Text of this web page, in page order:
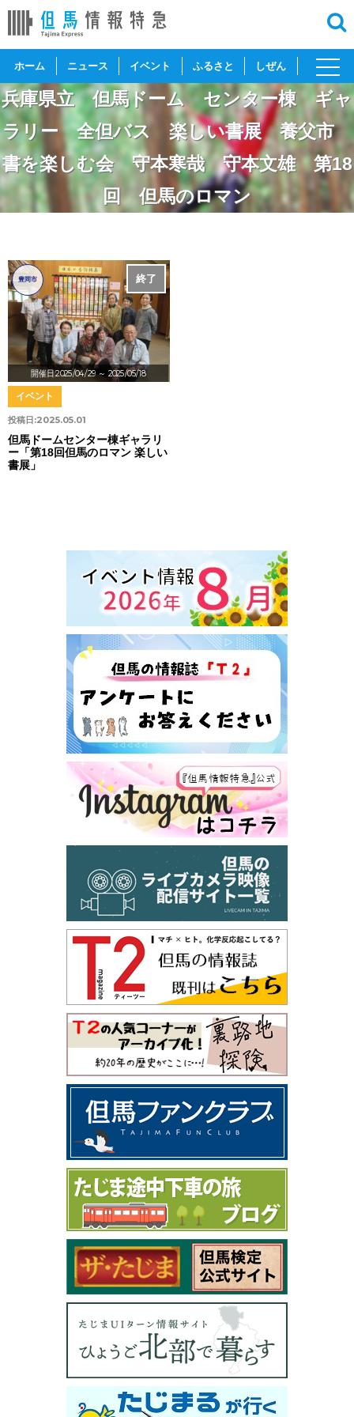
ホーム ニュース イベント ふるさと しぜん
toggle
兵庫県立 但馬ドーム センター棟 ギャ
ラリー 全但バス 楽しい書展 養父市
書を楽しむ会 守本寒哉 守本文雄 第18
回 但馬のロマン
開催日:2025/04/29～ 2025/05/18
終了
豊岡市
投稿日:2025.05.01
イベント
但馬ドームセンター棟ギャラリ
ー「第18回但馬のロマン 楽しい
書展」